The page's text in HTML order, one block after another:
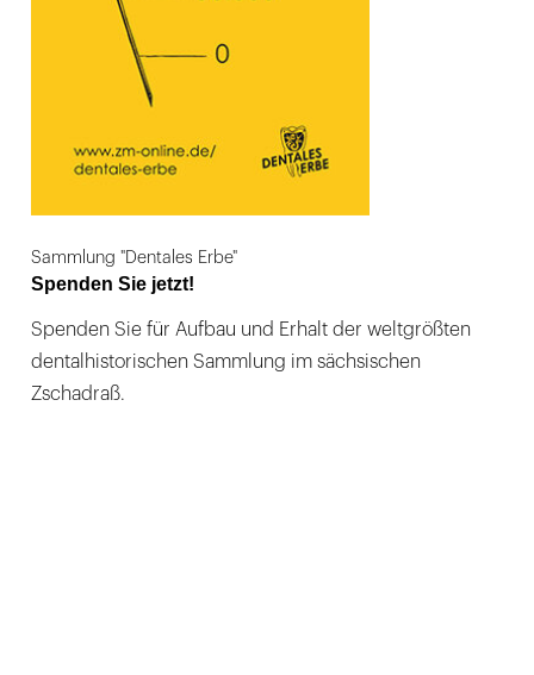
Sammlung "Dentales Erbe"
Spenden Sie jetzt!
Spenden Sie für Aufbau und Erhalt der weltgrößten
dentalhistorischen Sammlung im sächsischen
Zschadraß.